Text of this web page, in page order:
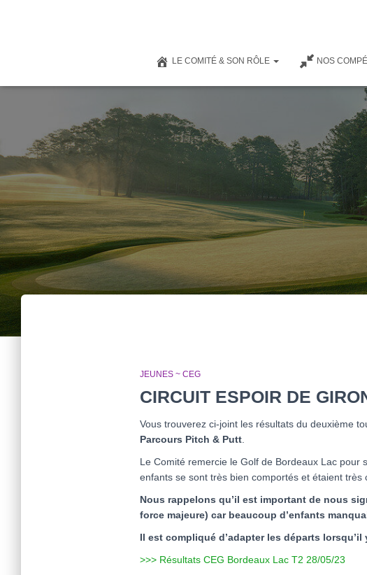
LE COMITÉ & SON RÔLE NOS
JEUNES ~ CEG
CIRCUIT ESPOIR DE
Vous trouverez ci-joint les résultats du deuxième
Parcours Pitch & Putt.
Le Comité remercie le Golf de Bordeaux Lac pour
enfants se sont très bien comportés et étaient
Nous rappelons qu’il est important de nous
force majeure) car beaucoup d’enfants
Il est compliqué d’adapter les départs
>>> Résultats CEG Bordeaux Lac T2 28/05/23